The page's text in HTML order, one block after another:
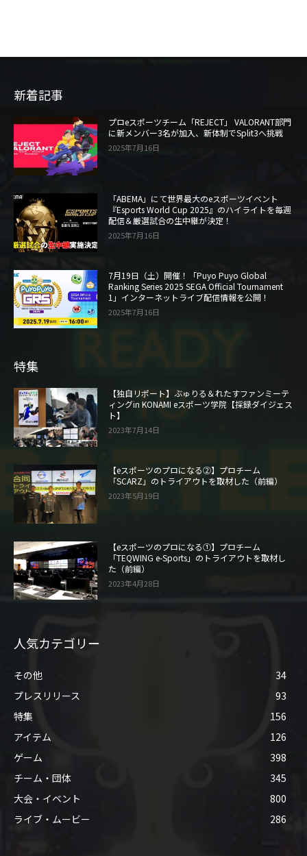
新着記事
プロeスポーツチーム「REJECT」 VALORANT部門
に新メンバー3名が加入、新体制でSplit3へ挑戦
2025年7月16日
「ABEMA」にて世界最大のeスポーツイベント
『Esports World Cup 2025』のハイライトを毎週
配信＆厳選試合の生中継が決定！
2025年7月16日
7月19日（土）開催！「Puyo Puyo Global
Ranking Series 2025 SEGA Official Tournament
1」インターネットライブ配信情報を公開！
2025年7月16日
特集
【独自リポート】ぶゅりる＆れたすファンミーテ
ィングin KONAMI eスポーツ学院【採録ダイジェス
ト】
2023年7月14日
【eスポーツのプロになる②】プロチーム
「SCARZ」のトライアウトを取材した（前編）
2023年5月19日
【eスポーツのプロになる①】プロチーム
「TEQWING e-Sports」のトライアウトを取材し
た（前編）
2023年4月28日
人気カテゴリー
その他
34
プレスリリース
93
特集
156
アイテム
126
ゲーム
398
チーム・団体
345
大会・イベント
800
ライブ・ムービー
286